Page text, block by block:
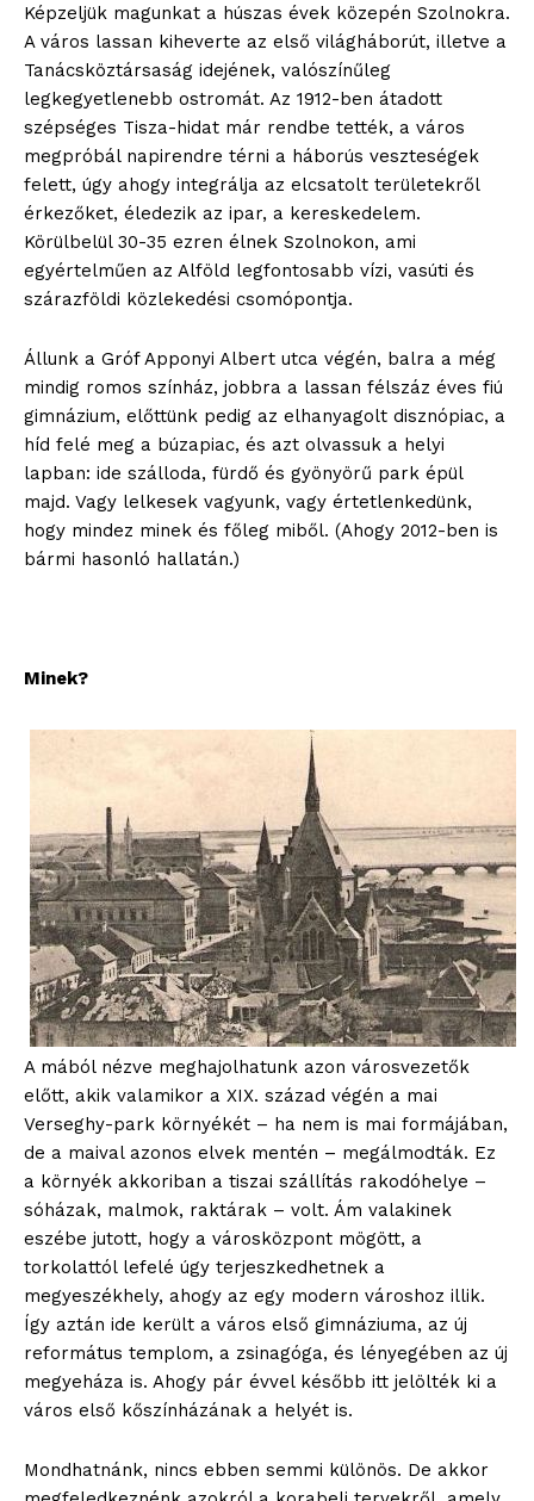
Képzeljük magunkat a húszas évek közepén Szolnokra.
A város lassan kiheverte az első világháborút, illetve a
Tanácsköztársaság idejének, valószínűleg
legkegyetlenebb ostromát. Az 1912-ben átadott
szépséges Tisza-hidat már rendbe tették, a város
megpróbál napirendre térni a háborús veszteségek
felett, úgy ahogy integrálja az elcsatolt területekről
érkezőket, éledezik az ipar, a kereskedelem.
Körülbelül 30-35 ezren élnek Szolnokon, ami
egyértelműen az Alföld legfontosabb vízi, vasúti és
szárazföldi közlekedési csomópontja.
Állunk a Gróf Apponyi Albert utca végén, balra a még
mindig romos színház, jobbra a lassan félszáz éves fiú
gimnázium, előttünk pedig az elhanyagolt disznópiac, a
híd felé meg a búzapiac, és azt olvassuk a helyi
lapban: ide szálloda, fürdő és gyönyörű park épül
majd. Vagy lelkesek vagyunk, vagy értetlenkedünk,
hogy mindez minek és főleg miből. (Ahogy 2012-ben is
bármi hasonló hallatán.)
Minek?
A mából nézve meghajolhatunk azon városvezetők
előtt, akik valamikor a XIX. század végén a mai
Verseghy-park környékét – ha nem is mai formájában,
de a maival azonos elvek mentén – megálmodták. Ez
a környék akkoriban a tiszai szállítás rakodóhelye –
sóházak, malmok, raktárak – volt. Ám valakinek
eszébe jutott, hogy a városközpont mögött, a
torkolattól lefelé úgy terjeszkedhetnek a
megyeszékhely, ahogy az egy modern városhoz illik.
Így aztán ide került a város első gimnáziuma, az új
református templom, a zsinagóga, és lényegében az új
megyeháza is. Ahogy pár évvel később itt jelölték ki a
város első kőszínházának a helyét is.
Mondhatnánk, nincs ebben semmi különös. De akkor